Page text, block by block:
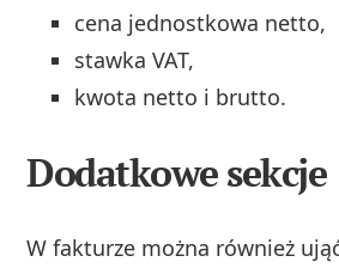
cena jednostkowa netto,
stawka VAT,
kwota netto i brutto.
Dodatkowe sekcje
W fakturze można również